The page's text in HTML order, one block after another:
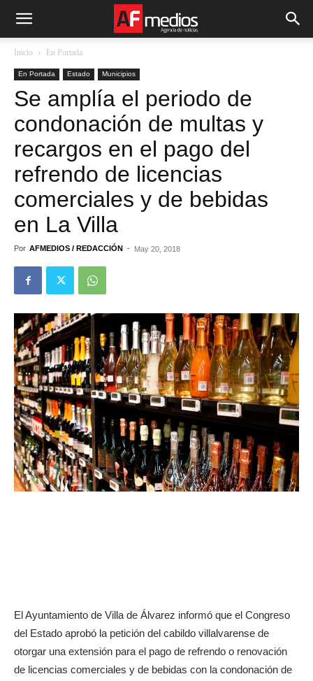
Inicio En Portada
En Portada Estado Municipios
Se amplía el periodo de
condonación de multas y
recargos en el pago del
refrendo de licencias
comerciales y de bebidas
en La Villa
Por AFMEDIOS / REDACCIÓN - May 20, 2018
El Ayuntamiento de Villa de Álvarez informó que el Congreso
del Estado aprobó la petición del cabildo villalvarense de
otorgar una extensión para el pago de refrendo o renovación
de licencias comerciales y de bebidas con la condonación de